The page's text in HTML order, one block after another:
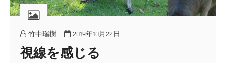
竹中瑞樹 2019年10月22日
視線を感じる